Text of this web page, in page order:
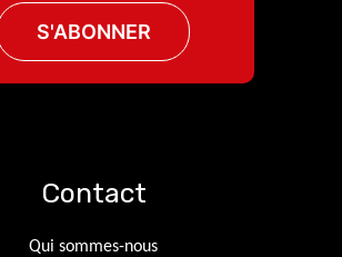
Contact
Qui sommes-nous